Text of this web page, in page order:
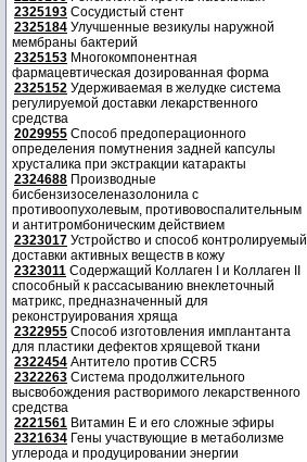
2325193 Сосудистый стент
2325184 Улучшенные везикулы наружной
мембраны бактерий
2325153 Многокомпонентная
фармацевтическая дозированная форма
2325152 Удерживаемая в желудке система
регулируемой доставки лекарственного
средства
2029955 Способ предоперационного
определения помутнения задней капсулы
хрусталика при экстракции катаракты
2324688 Производные
бисбензизоселеназолонила с
противоопухолевым, противовоспалительным
и антитромбоническим действием
2323017 Устройство и способ контролируемый
доставки активных веществ в кожу
2323011 Содержащий Коллаген I и Коллаген II
способный к рассасыванию внеклеточный
матрикс, предназначенный для
реконструирования хряща
2322955 Способ изготовления имплантанта
для пластики дефектов хрящевой ткани
2322454 Антитело против CCR5
2322263 Система продолжительного
высвобождения растворимого лекарственного
средства
2221561 Витамин Е и его сложные эфиры
2321634 Гены участвующие в метаболизме
углерода и продуцировании энергии